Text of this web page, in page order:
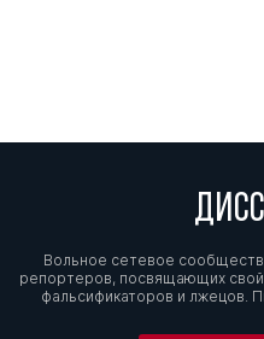
Вольное сетевое
репортеров, посвящающих
фальсификаторов и лжецов.